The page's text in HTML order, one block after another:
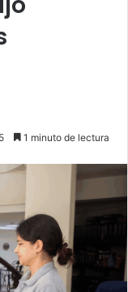
1 minuto de lectura